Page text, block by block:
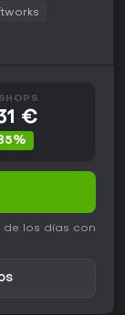
€
de los días con